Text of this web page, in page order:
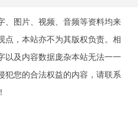
、图片、视频、音频等资料均来
点，本站亦不为其版权负责。相
以及内容数据庞杂本站无法一一
犯您的合法权益的内容，请联系